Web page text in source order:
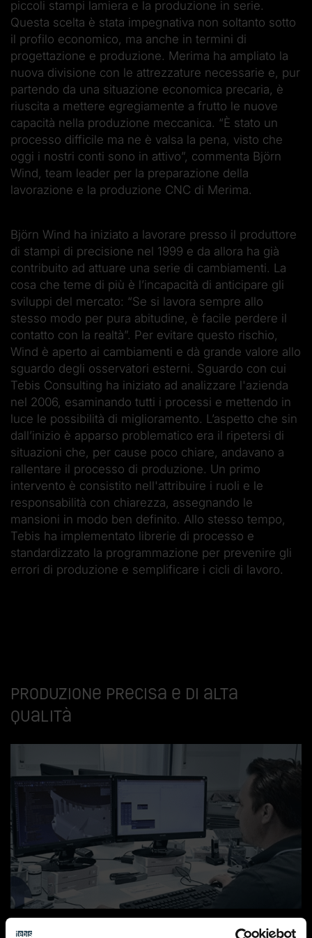
piccoli stampi lamiera e la produzione in serie.
Questa scelta è stata impegnativa non soltanto sotto
il profilo economico, ma anche in termini di
progettazione e produzione. Merima ha ampliato la
nuova divisione con le attrezzature necessarie e, pur
partendo da una situazione economica precaria, è
riuscita a mettere egregiamente a frutto le nuove
capacità nella produzione meccanica. “È stato un
processo difficile ma ne è valsa la pena, visto che
oggi i nostri conti sono in attivo”, commenta Björn
Wind, team leader per la preparazione della
lavorazione e la produzione CNC di Merima.
Björn Wind ha iniziato a lavorare presso il produttore
di stampi di precisione nel 1999 e da allora ha già
contribuito ad attuare una serie di cambiamenti. La
cosa che teme di più è l’incapacità di anticipare gli
sviluppi del mercato: “Se si lavora sempre allo
stesso modo per pura abitudine, è facile perdere il
contatto con la realtà”. Per evitare questo rischio,
Wind è aperto ai cambiamenti e dà grande valore allo
sguardo degli osservatori esterni. Sguardo con cui
Tebis Consulting ha iniziato ad analizzare l'azienda
nel 2006, esaminando tutti i processi e mettendo in
luce le possibilità di miglioramento. L’aspetto che sin
dall’inizio è apparso problematico era il ripetersi di
situazioni che, per cause poco chiare, andavano a
rallentare il processo di produzione. Un primo
intervento è consistito nell'attribuire i ruoli e le
responsabilità con chiarezza, assegnando le
mansioni in modo ben definito. Allo stesso tempo,
Tebis ha implementato librerie di processo e
standardizzato la programmazione per prevenire gli
errori di produzione e semplificare i cicli di lavoro.
Produzione precisa e di alta
qualità